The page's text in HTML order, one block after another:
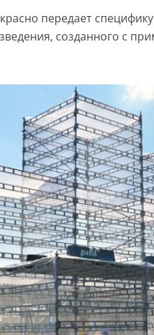
передает
созданного с